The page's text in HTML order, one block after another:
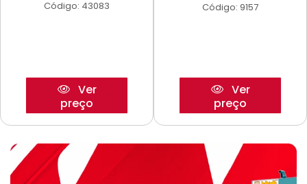
Código: 43083
Ver
preço
Código: 9157
Ver
preço